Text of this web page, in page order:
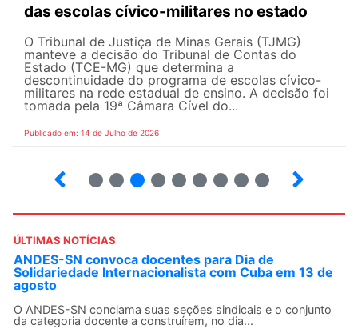
das escolas cívico-militares no estado
O Tribunal de Justiça de Minas Gerais (TJMG)
manteve a decisão do Tribunal de Contas do
Estado (TCE-MG) que determina a
descontinuidade do programa de escolas cívico-
militares na rede estadual de ensino. A decisão foi
tomada pela 19ª Câmara Cível do...
Publicado em: 14 de Julho de 2026
ÚLTIMAS NOTÍCIAS
ANDES-SN convoca docentes para Dia de
Solidariedade Internacionalista com Cuba em 13 de
agosto
O ANDES-SN conclama suas seções sindicais e o conjunto
da categoria docente a construírem, no dia...